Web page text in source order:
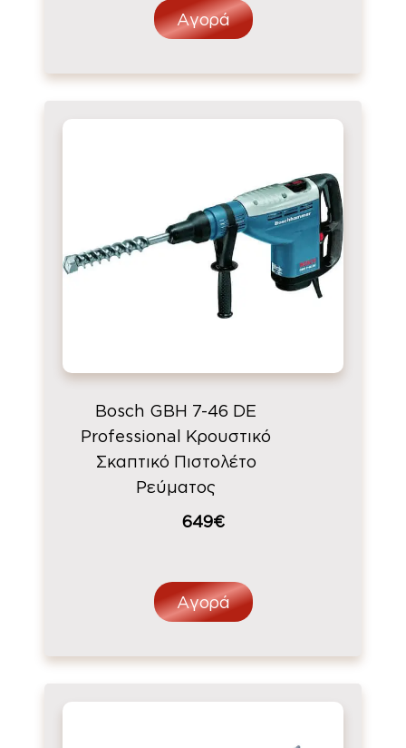
Αγορά
Bosch GBH 7-46 DE
Professional Κρουστικό
Σκαπτικό Πιστολέτο
Ρεύματος
649€
Αγορά